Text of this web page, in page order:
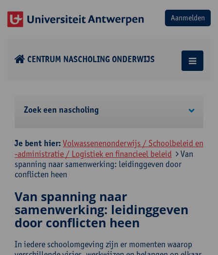
CENTRUM NASCHOLING ONDERWIJS
Zoek een nascholing
Je bent hier:Volwassenenonderwijs / Schoolbeleid en
-administratie / Logistiek en financieel beleid
Van
spanning naar samenwerking: leidinggeven door
conflicten heen
Van spanning naar
samenwerking: leidinggeven
door conflicten heen
In iedere schoolomgeving zijn er momenten waarop